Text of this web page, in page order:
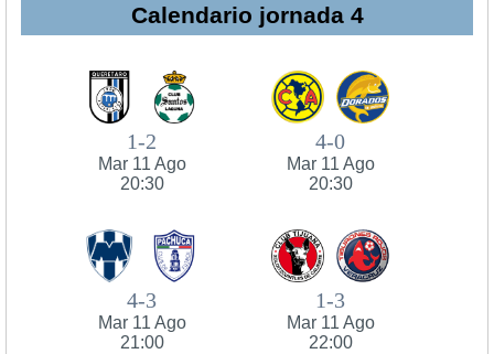
Calendario jornada 4
1-2
Mar 11 Ago
20:30
4-0
Mar 11 Ago
20:30
4-3
Mar 11 Ago
21:00
1-3
Mar 11 Ago
22:00